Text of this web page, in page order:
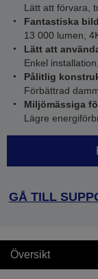
Lätt att förvara,
Fantastiska
13 000 lumen,
Lätt att
Enkel
Pålitlig
Förbättrad
Miljömässiga
Lägre
GÅ TILL
Översikt